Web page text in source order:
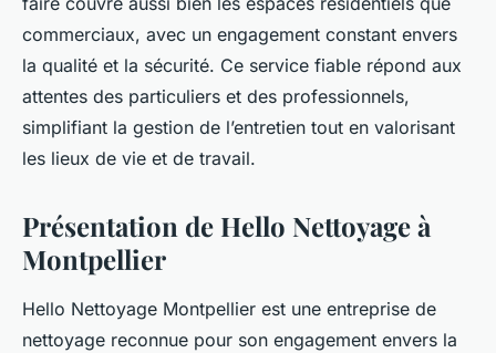
commerciaux, avec un engagement constant envers
la qualité et la sécurité. Ce service fiable répond aux
attentes des particuliers et des professionnels,
simplifiant la gestion de l’entretien tout en valorisant
les lieux de vie et de travail.
Présentation de Hello Nettoyage à
Montpellier
Hello Nettoyage Montpellier est une entreprise de
nettoyage reconnue pour son engagement envers la